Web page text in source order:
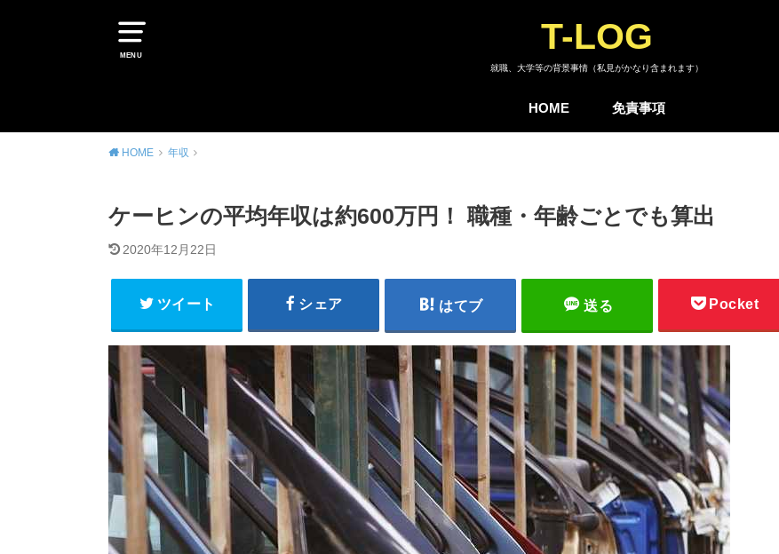
MENU T-LOG
就職、大学等の背景事情（私見がかなり含まれます）
HOME 免責事項
HOME 年収
ケーヒンの平均年収は約600万円！ 職種・年齢ごとでも算出
2020年12月22日
ツイート シェア はてブ 送る Pocket